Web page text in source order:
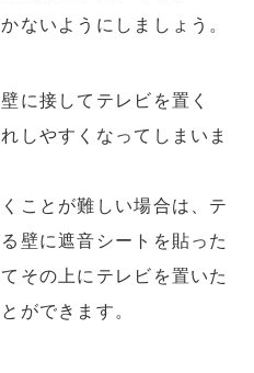
ないようにしましょう。
に接してテレビを置く
しやすくなってしまいま
ことが難しい場合は、テ
壁に遮音シートを貼った
その上にテレビを置いた
ができます。